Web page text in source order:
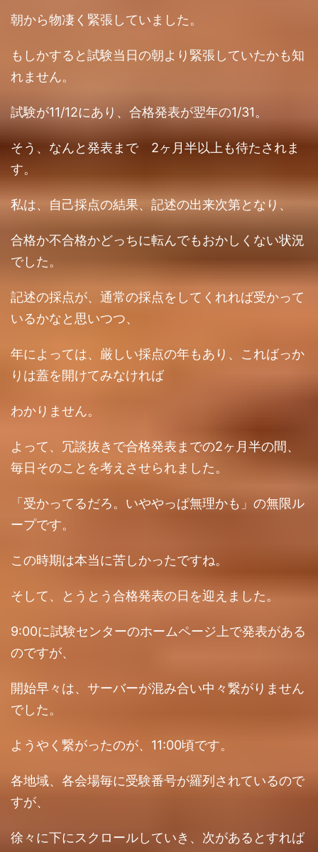
朝から物凄く緊張していました。
もしかすると試験当日の朝より緊張していたかも知
れません。
試験が11/12にあり、合格発表が翌年の1/31。
そう、なんと発表まで 2ヶ月半以上も待たされま
す。
私は、自己採点の結果、記述の出来次第となり、
合格か不合格かどっちに転んでもおかしくない状況
でした。
記述の採点が、通常の採点をしてくれれば受かって
いるかなと思いつつ、
年によっては、厳しい採点の年もあり、こればっか
りは蓋を開けてみなければ
わかりません。
よって、冗談抜きで合格発表までの2ヶ月半の間、
毎日そのことを考えさせられました。
「受かってるだろ。いややっぱ無理かも」の無限ル
ープです。
この時期は本当に苦しかったですね。
そして、とうとう合格発表の日を迎えました。
9:00に試験センターのホームページ上で発表がある
のですが、
開始早々は、サーバーが混み合い中々繋がりません
でした。
ようやく繋がったのが、11:00頃です。
各地域、各会場毎に受験番号が羅列されているので
すが、
徐々に下にスクロールしていき、次があるとすれば